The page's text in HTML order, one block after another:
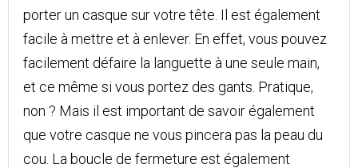
porter un casque sur votre tête. Il est également
facile à mettre et à enlever. En effet, vous pouvez
facilement défaire la languette à une seule main,
et ce même si vous portez des gants. Pratique,
non ? Mais il est important de savoir également
que votre casque ne vous pincera pas la peau du
cou. La boucle de fermeture est également